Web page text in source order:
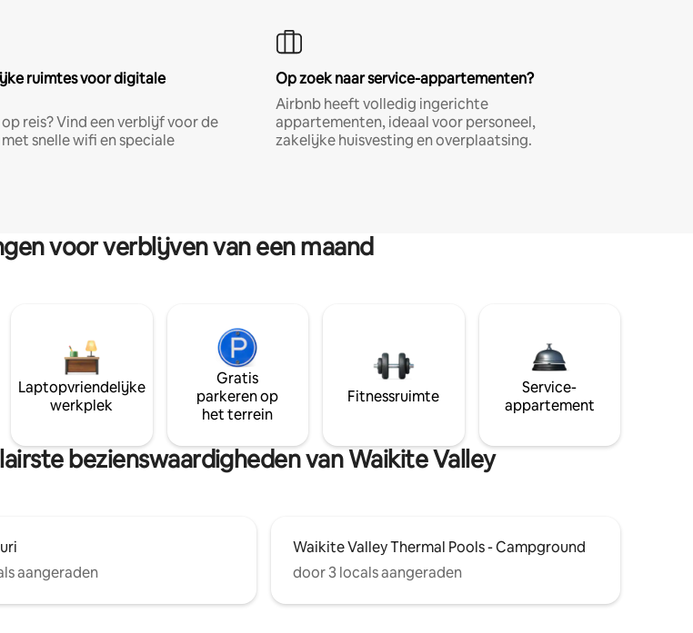
ruimtes voor digitale
reis? Vind een verblijf voor de
snelle wifi en speciale
Op zoek naar service-appartementen?
Airbnb heeft volledig ingerichte
appartementen, ideaal voor personeel,
zakelijke huisvesting en overplaatsing.
voor verblijven van een maand
Laptopvriendelijke
werkplek
Gratis
parkeren op
het terrein
Fitnessruimte
Service-
appartement
bezienswaardigheden van Waikite Valley
aangeraden
Waikite Valley Thermal Pools - Campground
door 3 locals aangeraden